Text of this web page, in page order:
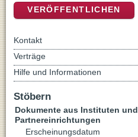
VERÖFFENTLICHEN
Kontakt
Verträge
Hilfe und Informationen
Stöbern
Dokumente aus Instituten und
Partnereinrichtungen
Erscheinungsdatum